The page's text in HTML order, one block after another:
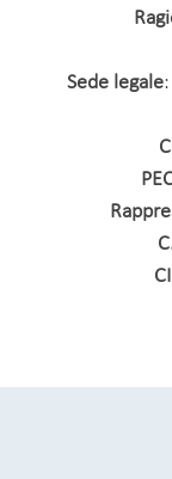
Sede legale